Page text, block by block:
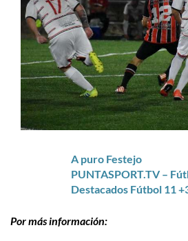
A puro Festejo
PUNTASPORT.TV –
Destacados Fútbol 11
Por más información: